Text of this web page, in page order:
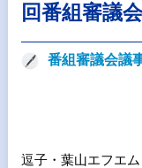
回番組審議
番組審議会議
逗子・葉山エフエ